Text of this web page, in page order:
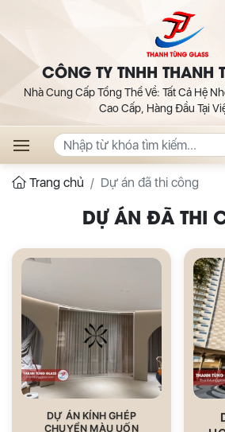
CÔNG TY TNHH THANH
Nhà Cung Cấp Tổng Thể Về: Tất Cả Hệ
Cao Cấp, Hàng Đầu Tại
Trang chủ Dự án đã thi công
DỰ ÁN ĐÃ THI
DỰ ÁN KÍNH GHÉP
CHUYỂN MÀU UỐN